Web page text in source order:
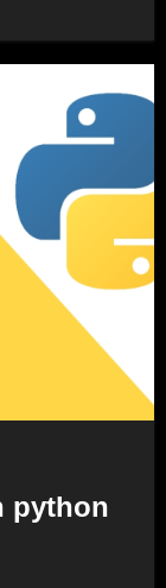
python